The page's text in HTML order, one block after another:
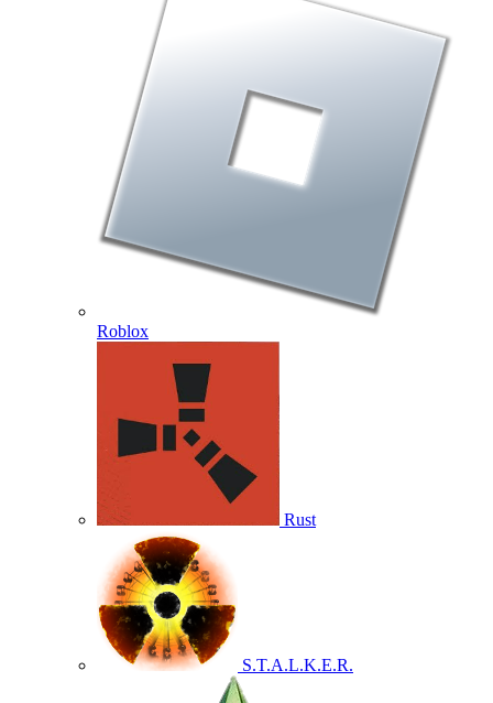
Roblox
Rust
S.T.A.L.K.E.R.